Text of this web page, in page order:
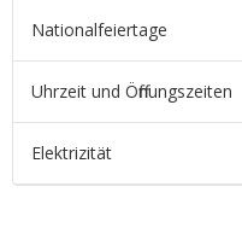
Nationalfeiertage
Uhrzeit und Öffnungszeiten
Elektrizität